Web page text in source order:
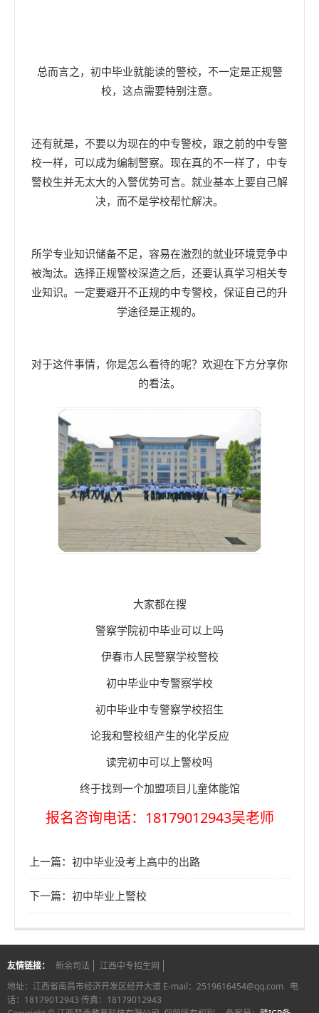
总而言之，初中毕业就能读的警校，不一定是正规警
校，这点需要特别注意。
还有就是，不要以为现在的中专警校，跟之前的中专警
校一样，可以成为编制警察。现在真的不一样了，中专
警校生并无太大的入警优势可言。就业基本上要自己解
决，而不是学校帮忙解决。
所学专业知识储备不足，容易在激烈的就业环境竞争中
被淘汰。选择正规警校深造之后，还要认真学习相关专
业知识。一定要避开不正规的中专警校，保证自己的升
学途径是正规的。
对于这件事情，你是怎么看待的呢？欢迎在下方分享你
的看法。
大家都在搜
警察学院初中毕业可以上吗
伊春市人民警察学校警校
初中毕业中专警察学校
初中毕业中专警察学校招生
论我和警校组产生的化学反应
读完初中可以上警校吗
终于找到一个加盟项目儿童体能馆
报名咨询电话：18179012943吴老师
上一篇：初中毕业没考上高中的出路
下一篇：初中毕业上警校
友情链接： 新余司法
江西中专招生网
地址：江西省南昌市经济开发区经开大道 E-mail：2519616454@qq.com 电
话：18179012943 传真：18179012943